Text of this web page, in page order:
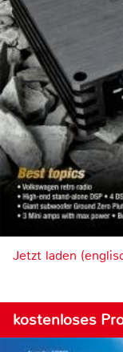
Jetzt laden
kostenloses